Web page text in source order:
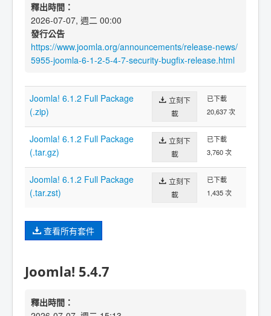
釋出時間：
2026-07-07, 週二 00:00
發行公告
https://www.joomla.org/announcements/release-news/
5955-joomla-6-1-2-5-4-7-security-bugfix-release.html
Joomla! 6.1.2 Full Package
(.zip)
立刻下
載
已下載
20,637 次
Joomla! 6.1.2 Full Package
(.tar.gz)
立刻下
載
已下載
3,760 次
Joomla! 6.1.2 Full Package
(.tar.zst)
立刻下
載
已下載
1,435 次
查看所有套件
Joomla! 5.4.7
釋出時間：